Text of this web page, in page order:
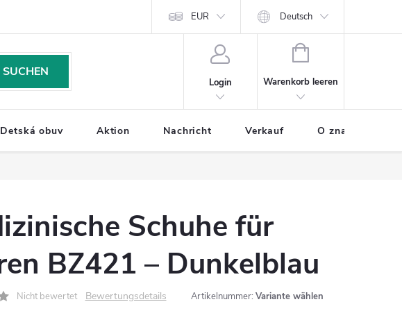
Osobne údaje Ako nakupovať
EUR Deutsch
SUCHEN
Login
WARENKORB
Warenkorb leeren
Detská obuv Aktion Nachricht Verkauf O značke BUXA
Schuhe für
BZ421 – Dunkelblau
Nicht bewertet Bewertungsdetails Artikelnummer: Variante wählen